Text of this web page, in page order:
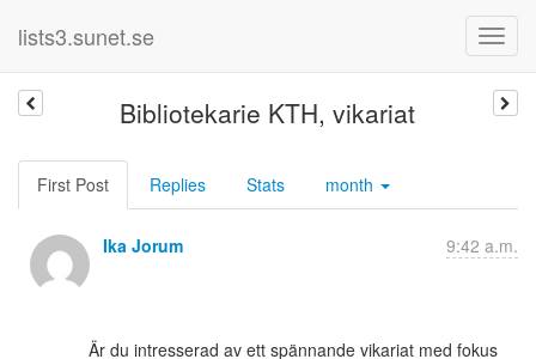
lists3.sunet.se
Bibliotekarie KTH, vikariat
First Post Replies Stats month
Ika Jorum 9:42 a.m.